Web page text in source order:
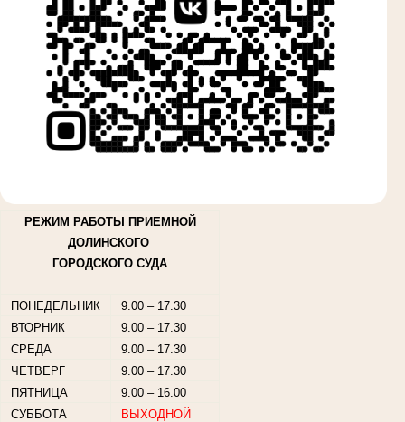
РЕЖИМ РАБОТЫ ПРИЕМНОЙ
ДОЛИНСКОГО
ГОРОДСКОГО СУДА
ПОНЕДЕЛЬНИК
9.00 – 17.30
ВТОРНИК
9.00 – 17.30
СРЕДА
9.00 – 17.30
ЧЕТВЕРГ
9.00 – 17.30
ПЯТНИЦА
9.00 – 16.00
СУББОТА
ВЫХОДНОЙ